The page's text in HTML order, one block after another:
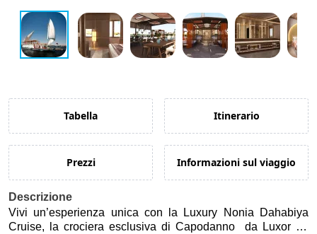
Tabella Itinerario
Prezzi Informazioni sul viaggio
Descrizione
Vivi un’esperienza unica con la Luxury Nonia Dahabiya
Cruise, la crociera esclusiva di Capodanno da Luxor ad